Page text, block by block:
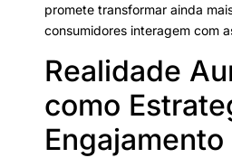
promete transformar ainda
consumidores interagem com
Realidade
como
Engajamento